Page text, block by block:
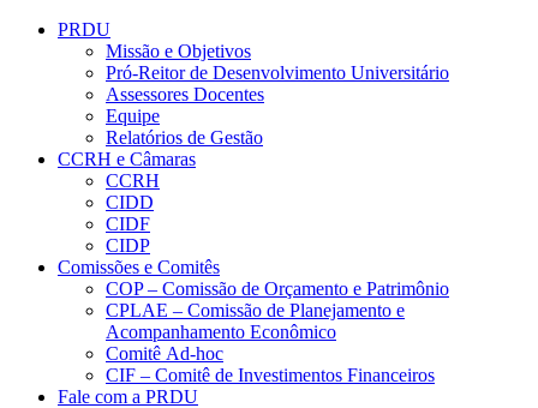
Conteúdo principal
PRDU
Missão e Objetivos
Pró-Reitor de Desenvolvimento Universitário
Assessores Docentes
Equipe
Relatórios de Gestão
CCRH e Câmaras
CCRH
CIDD
CIDF
CIDP
Comissões e Comitês
COP – Comissão de Orçamento e Patrimônio
CPLAE – Comissão de Planejamento e
Acompanhamento Econômico
Comitê Ad-hoc
CIF – Comitê de Investimentos Financeiros
Fale com a PRDU